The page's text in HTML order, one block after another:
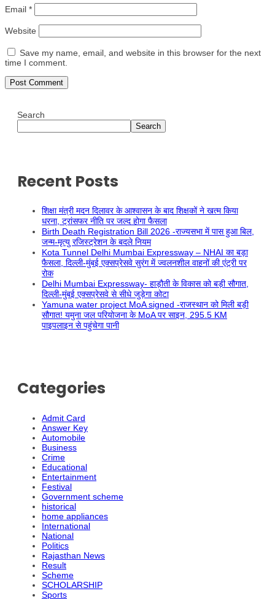
Email *
Website
Save my name, email, and website in this browser for the next
time I comment.
Search
Search
Recent Posts
शिक्षा मंत्री मदन दिलावर के आश्वासन के बाद शिक्षकों ने खत्म किया
धरना, ट्रांसफर नीति पर जल्द होगा फैसला
Birth Death Registration Bill 2026 -राज्यसभा में पास हुआ बिल,
जन्म-मृत्यु रजिस्ट्रेशन के बदले नियम
Kota Tunnel Delhi Mumbai Expressway – NHAI का बड़ा
फैसला, दिल्ली-मुंबई एक्सप्रेसवे सुरंग में ज्वलनशील वाहनों की एंट्री पर
रोक
Delhi Mumbai Expressway- हाड़ौती के विकास को बड़ी सौगात,
दिल्ली-मुंबई एक्सप्रेसवे से सीधे जुड़ेगा कोटा
Yamuna water project MoA signed -राजस्थान को मिली बड़ी
सौगात! यमुना जल परियोजना के MoA पर साइन, 295.5 KM
पाइपलाइन से पहुंचेगा पानी
Categories
Admit Card
Answer Key
Automobile
Business
Crime
Educational
Entertainment
Festival
Government scheme
historical
home appliances
International
National
Politics
Rajasthan News
Result
Scheme
SCHOLARSHIP
Sports